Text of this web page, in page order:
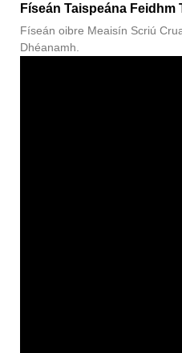
Físeán Taispeána Feidhm
Físeán oibre Meaisín Scriú
Dhéanamh.